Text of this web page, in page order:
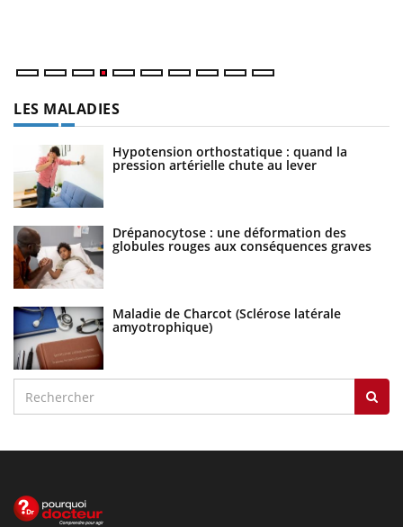
LES MALADIES
Hypotension orthostatique : quand la
pression artérielle chute au lever
Drépanocytose : une déformation des
globules rouges aux conséquences graves
Maladie de Charcot (Sclérose latérale
amyotrophique)